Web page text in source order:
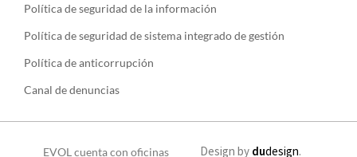
Política de seguridad de la información
Política de seguridad de sistema integrado de gestión
Política de anticorrupción
Canal de denuncias
EVOL cuenta con oficinas Design by dudesign.